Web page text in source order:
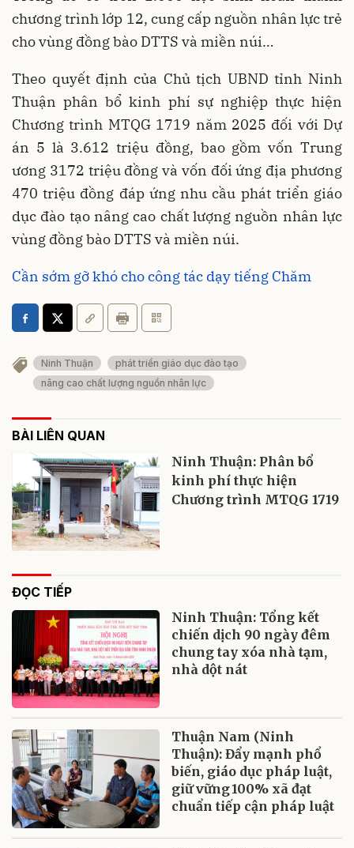
chương trình lớp 12, cung cấp nguồn nhân lực trẻ
cho vùng đồng bào DTTS và miền núi…
Theo quyết định của Chủ tịch UBND tỉnh Ninh
Thuận phân bổ kinh phí sự nghiệp thực hiện
Chương trình MTQG 1719 năm 2025 đối với Dự
án 5 là 3.612 triệu đồng, bao gồm vốn Trung
ương 3172 triệu đồng và vốn đối ứng địa phương
470 triệu đồng đáp ứng nhu cầu phát triển giáo
dục đào tạo nâng cao chất lượng nguồn nhân lực
vùng đồng bào DTTS và miền núi.
Cần sớm gỡ khó cho công tác dạy tiếng Chăm
Ninh Thuận
phát triển giáo dục đào tạo
nâng cao chất lượng nguồn nhân lực
BÀI LIÊN QUAN
Ninh Thuận: Phân bổ
kinh phí thực hiện
Chương trình MTQG 1719
ĐỌC TIẾP
Ninh Thuận: Tổng kết
chiến dịch 90 ngày đêm
chung tay xóa nhà tạm,
nhà dột nát
Thuận Nam (Ninh
Thuận): Đẩy mạnh phổ
biến, giáo dục pháp luật,
giữ vững 100% xã đạt
chuẩn tiếp cận pháp luật